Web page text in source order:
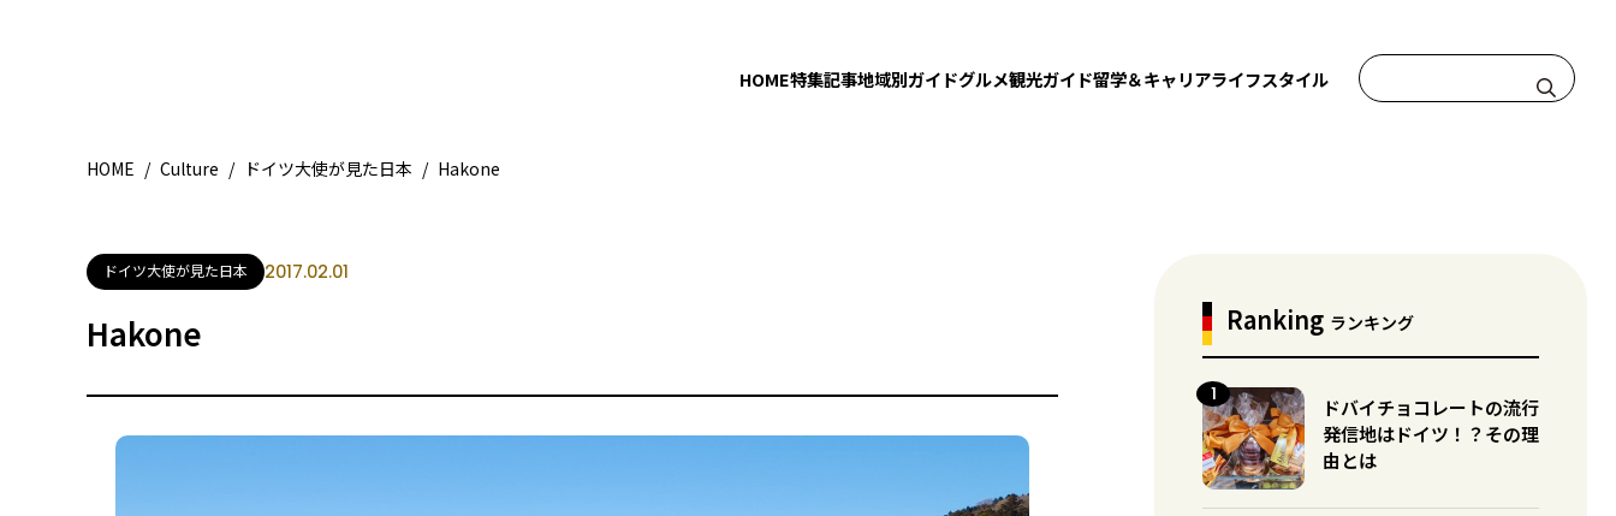
HOME特集記事地域別ガイドグルメ観光ガイド留学＆キャリアライフスタイル
HOME / Culture / ドイツ大使が見た日本 / Hakone
ドイツ大使が見た日本 2017.02.01
Hakone Ranking ランキング
ドバイチョコレートの流行
発信地はドイツ！？その理
由とは